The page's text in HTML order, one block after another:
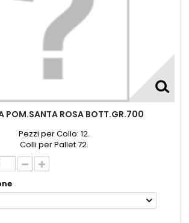
POM.SANTA ROSA BOTT.GR.700
Pezzi per Collo: 12.
Colli per Pallet 72.